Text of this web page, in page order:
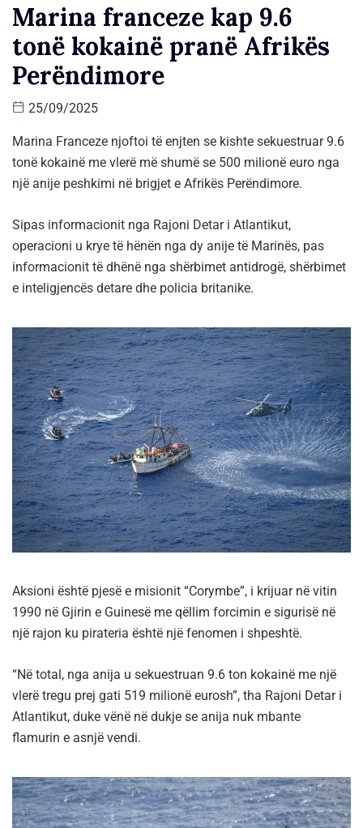
Marina franceze kap 9.6
tonë kokainë pranë Afrikës
Perëndimore
25/09/2025
Marina Franceze njoftoi të enjten se kishte sekuestruar 9.6
tonë kokainë me vlerë më shumë se 500 milionë euro nga
një anije peshkimi në brigjet e Afrikës Perëndimore.
Sipas informacionit nga Rajoni Detar i Atlantikut,
operacioni u krye të hënën nga dy anije të Marinës, pas
informacionit të dhënë nga shërbimet antidrogë, shërbimet
e inteligjencës detare dhe policia britanike.
Aksioni është pjesë e misionit “Corymbe”, i krijuar në vitin
1990 në Gjirin e Guinesë me qëllim forcimin e sigurisë në
një rajon ku pirateria është një fenomen i shpeshtë.
“Në total, nga anija u sekuestruan 9.6 ton kokainë me një
vlerë tregu prej gati 519 milionë eurosh”, tha Rajoni Detar i
Atlantikut, duke vënë në dukje se anija nuk mbante
flamurin e asnjë vendi.